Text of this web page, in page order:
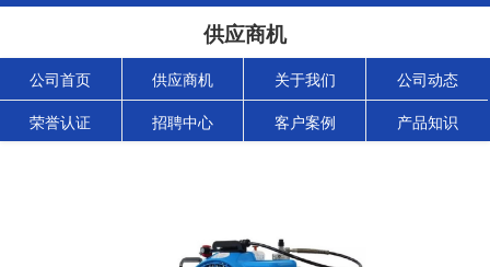
供应商机
公司首页 供应商机 关于我们 公司动态
荣誉认证 招聘中心 客户案例 产品知识